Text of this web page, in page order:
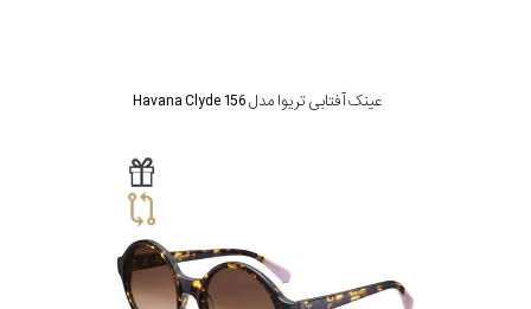
عینک آفتابی تریوا مدل Havana Clyde 156